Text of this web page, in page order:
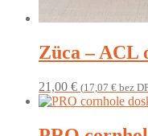
Züca – ACL
21,00 € (17,07 € bez